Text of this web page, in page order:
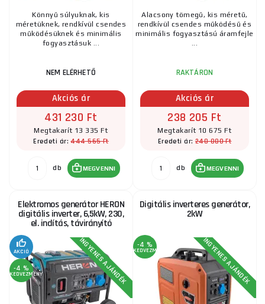
Könnyű súlyuknak, kis
méretüknek, rendkívül csendes
működésüknek és minimális
fogyasztásuk ...
NEM ELÉRHETŐ
Akciós ár
431 230 Ft
Megtakarít 13 335 Ft
Eredeti ár:444 565 Ft
db MEGVENNI
Alacsony tömegű, kis méretű,
rendkívül csendes működésű és
minimális fogyasztású áramfejle
...
RAKTÁRON
Akciós ár
238 205 Ft
Megtakarít 10 675 Ft
Eredeti ár: 248 880 Ft
db MEGVENNI
Elektromos generátor HERON
digitális inverter, 6,5kW, 230,
el. indítás, távirányító
AKCIÓ
-4 %
KEDVEZMÉNY INGYENES AJÁNDÉK
Digitális inverteres generátor,
2kW
-4 %
KEDVEZMÉNY INGYENES AJÁNDÉK